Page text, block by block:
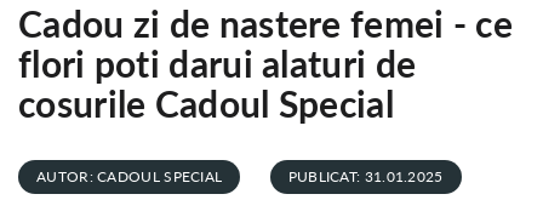
Cadou zi de nastere femei - ce
flori poti darui alaturi de
cosurile Cadoul Special
AUTOR: CADOUL SPECIAL PUBLICAT: 31.01.2025